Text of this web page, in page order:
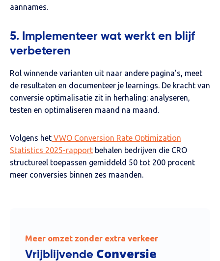
aannames.
5. Implementeer wat werkt en blijf
verbeteren
Rol winnende varianten uit naar andere pagina’s, meet
de resultaten en documenteer je learnings. De kracht van
conversie optimalisatie zit in herhaling: analyseren,
testen en optimaliseren maand na maand.
Volgens het VWO Conversion Rate Optimization
Statistics 2025-rapport behalen bedrijven die CRO
structureel toepassen gemiddeld 50 tot 200 procent
meer conversies binnen zes maanden.
Meer omzet zonder extra verkeer
Vrijblijvende Conversie